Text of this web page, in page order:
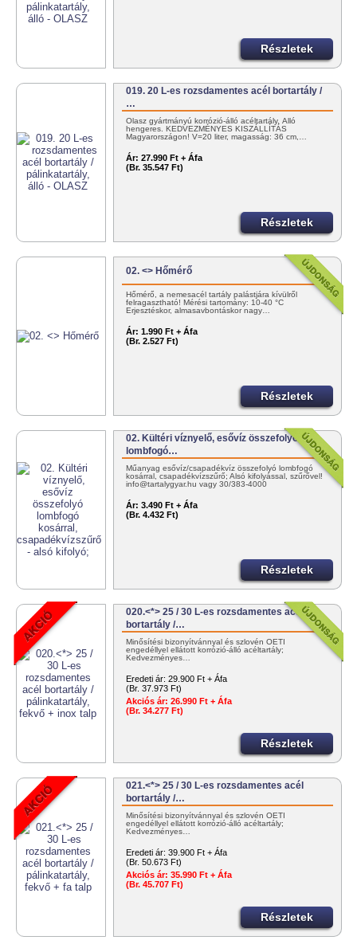
Részletek
019. 20 L-es rozsdamentes acél bortartály /
…
Olasz gyártmányú korrózió-álló acéltartály. Álló
hengeres. KEDVEZMÉNYES KISZÁLLÍTÁS
Magyarországon! V=20 liter, magasság: 36 cm,…
Ár: 27.990 Ft + Áfa
(Br. 35.547 Ft)
Részletek
02. <> Hőmérő
Hőmérő, a nemesacél tartály palástjára kívülről
felragasztható! Mérési tartomány: 10-40 °C
Erjesztéskor, almasavbontáskor nagy…
Ár: 1.990 Ft + Áfa
(Br. 2.527 Ft)
Részletek
02. Kültéri víznyelő, esővíz összefolyó
lombfogó…
Műanyag esővíz/csapadékvíz összefolyó lombfogó
kosárral, csapadékvízszűrő; Alsó kifolyással, szűrővel!
info@tartalygyar.hu vagy 30/383-4000
Ár: 3.490 Ft + Áfa
(Br. 4.432 Ft)
Részletek
020.<*> 25 / 30 L-es rozsdamentes acél
bortartály /…
Minősítési bizonyítvánnyal és szlovén OÉTI
engedéllyel ellátott korrózió-álló acéltartály;
Kedvezményes…
Eredeti ár: 29.900 Ft + Áfa
(Br. 37.973 Ft)
Akciós ár: 26.990 Ft + Áfa
(Br. 34.277 Ft)
Részletek
021.<*> 25 / 30 L-es rozsdamentes acél
bortartály /…
Minősítési bizonyítvánnyal és szlovén OÉTI
engedéllyel ellátott korrózió-álló acéltartály;
Kedvezményes…
Eredeti ár: 39.900 Ft + Áfa
(Br. 50.673 Ft)
Akciós ár: 35.990 Ft + Áfa
(Br. 45.707 Ft)
Részletek